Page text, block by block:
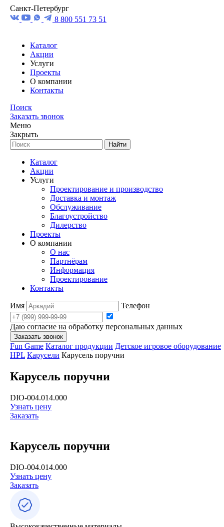
Санкт-Петербург
8 800 551 73 51
Каталог
Акции
Услуги
Проекты
О компании
Контакты
Поиск
Заказать звонок
Меню
Закрыть
Найти
Каталог
Акции
Услуги
Проектирование и производство
Доставка и монтаж
Обслуживание
Благоустройство
Дилерство
Проекты
О компании
О нас
Партнёрам
Информация
Проектирование
Контакты
Имя Телефон
Даю согласие на обработку персональных данных
Заказать звонок
Fun Game Каталог продукции Детское игровое оборудование
HPL Карусели Карусель поручни
Карусель поручни
DIO-004.014.000
Узнать цену
Заказать
Карусель поручни
DIO-004.014.000
Узнать цену
Заказать